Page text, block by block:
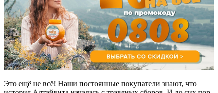
Это ещё не всё! Наши постоянные покупатели знают, что